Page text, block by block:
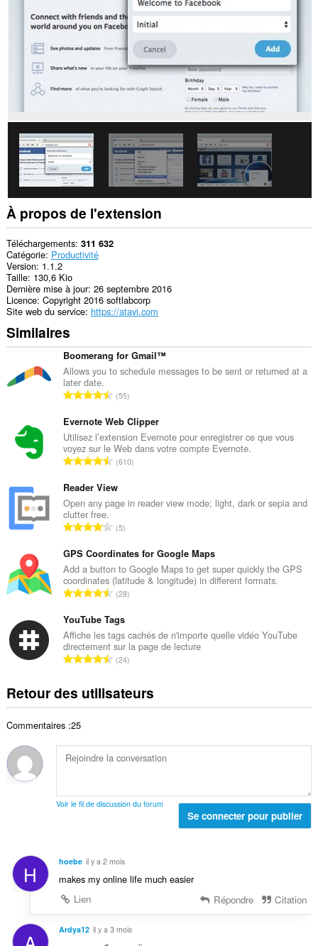
Extension
modify
bookmarks.
extension
accéder
onglets
vos
activités
de
navigation.
À propos de l'extension
Téléchargements 311 632
Catégorie Productivité
Version 1.1.2
Taille 130,6 Kio
Dernière mise à jour 26 septembre 2016
Licence Copyright 2016 softlabcorp
Site web du service https://atavi.com
Similaires
Boomerang for Gmail™
Allows you to schedule messages to be sent or returned at a
later date.
N
m
b
r
e
o
t
a
d
e
n
o
e
s
:
55
Evernote Web Clipper
Utilisez l’extension Evernote pour enregistrer ce que vous
voyez sur le Web dans votre compte Evernote.
N
m
b
e
o
t
a
d
e
n
o
e
s
610
Reader View
Open any page in reader view mode; light, dark or sepia and
clutter free.
N
m
b
r
e
o
t
a
e
n
e
5
GPS Coordinates for Google Maps
Add a button to Google Maps to get super quickly the GPS
coordinates (latitude & longitude) in different formats.
N
m
b
r
e
o
t
d
e
t
28
YouTube Tags
Affiche les tags cachés de n'importe quelle vidéo YouTube
directement sur la page de lecture
N
m
b
t
o
l
o
e
:
24
Retour des utilisateurs
Commentaires :25
Voir le fil de discussion du forum
Se connecter pour publier
H hoebe il y a 2 mois
makes my online life much easier
Lien
Répondre Citation
Ardya12 il y a 3 mois